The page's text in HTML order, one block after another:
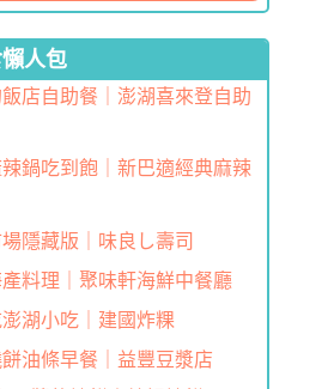
人包
店自助餐｜澎湖喜來登自助
鍋吃到飽｜新巴適經典麻辣
隱藏版｜味良し壽司
料理｜聚味軒海鮮中餐廳
湖小吃｜建國炸粿
油條早餐｜益豐豆漿店